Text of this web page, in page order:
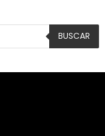
BUSCAR